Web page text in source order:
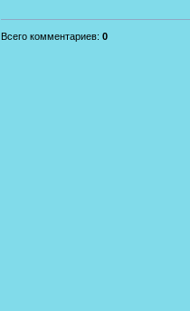
Всего комментариев: 0